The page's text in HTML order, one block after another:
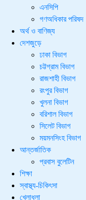
এনসিপি
গণঅধিকার পরিষদ
অর্থ ও বাণিজ্য
দেশজুড়ে
ঢাকা বিভাগ
চট্টগ্রাম বিভাগ
রাজশাহী বিভাগ
রংপুর বিভাগ
খুলনা বিভাগ
বরিশাল বিভাগ
সিলেট বিভাগ
ময়মনসিংহ বিভাগ
আন্তর্জাতিক
প্রবাস বুলেটিন
শিক্ষা
স্বাস্থ্য-চিকিৎসা
খেলাধুলা